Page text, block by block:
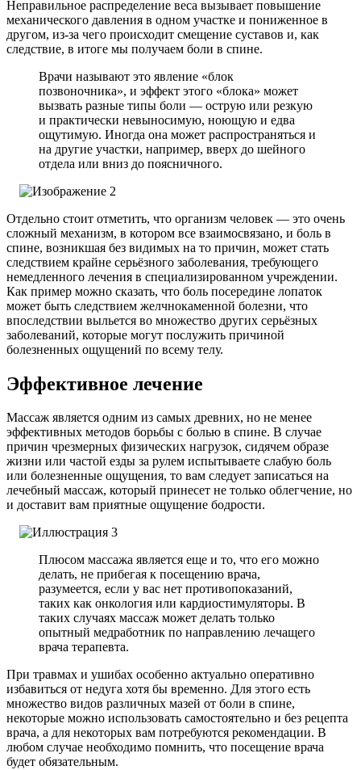
Неправильное распределение веса вызывает повышение
механического давления в одном участке и пониженное в
другом, из-за чего происходит смещение суставов и, как
следствие, в итоге мы получаем боли в спине.
Врачи называют это явление «блок
позвоночника», и эффект этого «блока» может
вызвать разные типы боли — острую или резкую
и практически невыносимую, ноющую и едва
ощутимую. Иногда она может распространяться и
на другие участки, например, вверх до шейного
отдела или вниз до поясничного.
Отдельно стоит отметить, что организм человек — это очень
сложный механизм, в котором все взаимосвязано, и боль в
спине, возникшая без видимых на то причин, может стать
следствием крайне серьёзного заболевания, требующего
немедленного лечения в специализированном учреждении.
Как пример можно сказать, что боль посередине лопаток
может быть следствием желчнокаменной болезни, что
впоследствии выльется во множество других серьёзных
заболеваний, которые могут послужить причиной
болезненных ощущений по всему телу.
Эффективное лечение
Массаж является одним из самых древних, но не менее
эффективных методов борьбы с болью в спине. В случае
причин чрезмерных физических нагрузок, сидячем образе
жизни или частой езды за рулем испытываете слабую боль
или болезненные ощущения, то вам следует записаться на
лечебный массаж, который принесет не только облегчение, но
и доставит вам приятные ощущение бодрости.
Плюсом массажа является еще и то, что его можно
делать, не прибегая к посещению врача,
разумеется, если у вас нет противопоказаний,
таких как онкология или кардиостимуляторы. В
таких случаях массаж может делать только
опытный медработник по направлению лечащего
врача терапевта.
При травмах и ушибах особенно актуально оперативно
избавиться от недуга хотя бы временно. Для этого есть
множество видов различных мазей от боли в спине,
некоторые можно использовать самостоятельно и без рецепта
врача, а для некоторых вам потребуются рекомендации. В
любом случае необходимо помнить, что посещение врача
будет обязательным.